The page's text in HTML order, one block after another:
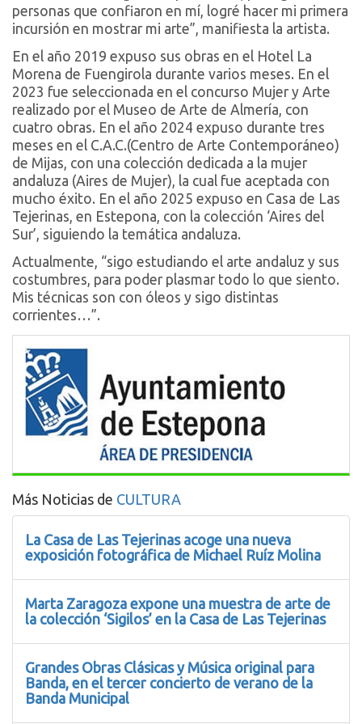
personas que confiaron en mí, logré hacer mi primera
incursión en mostrar mi arte”, manifiesta la artista.
En el año 2019 expuso sus obras en el Hotel La
Morena de Fuengirola durante varios meses. En el
2023 fue seleccionada en el concurso Mujer y Arte
realizado por el Museo de Arte de Almería, con
cuatro obras. En el año 2024 expuso durante tres
meses en el C.A.C.(Centro de Arte Contemporáneo)
de Mijas, con una colección dedicada a la mujer
andaluza (Aires de Mujer), la cual fue aceptada con
mucho éxito. En el año 2025 expuso en Casa de Las
Tejerinas, en Estepona, con la colección ‘Aires del
Sur’, siguiendo la temática andaluza.
Actualmente, “sigo estudiando el arte andaluz y sus
costumbres, para poder plasmar todo lo que siento.
Mis técnicas son con óleos y sigo distintas
corrientes…”.
Más Noticias de CULTURA
La Casa de Las Tejerinas acoge una nueva
exposición fotográfica de Michael Ruíz Molina
Marta Zaragoza expone una muestra de arte de
la colección ‘Sigilos’ en la Casa de Las Tejerinas
Grandes Obras Clásicas y Música original para
Banda, en el tercer concierto de verano de la
Banda Municipal